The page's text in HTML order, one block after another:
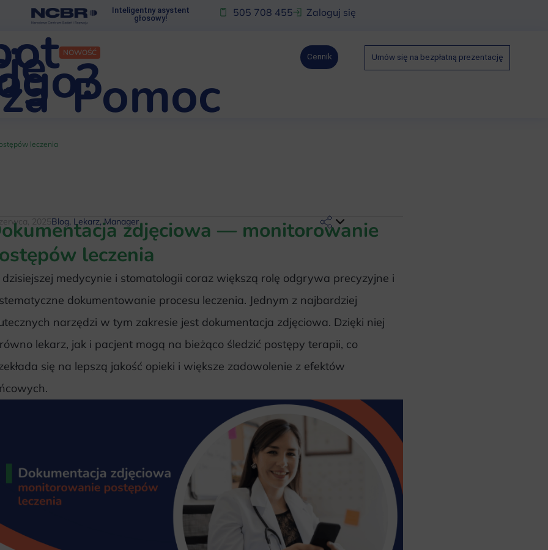
Inteligentny asystent
głosowy!
505 708 455 Zaloguj się
NOWOŚĆ
Pomoc
Cennik Umów się na bezpłatną prezentację
leczenia
2025 Blog, Lekarz,Managerzdjęciowa — monitorowanie
leczenia
medycynie i stomatologii coraz większą rolę odgrywa precyzyjne i
dokumentowanie procesu leczenia. Jednym z najbardziej
narzędzi w tym zakresie jest dokumentacja zdjęciowa. Dzięki niej
lekarz, jak i pacjent mogą na bieżąco śledzić postępy terapii, co
się na lepszą jakość opieki i większe zadowolenie z efektów